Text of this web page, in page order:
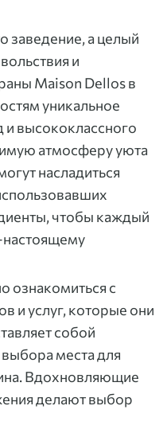
заведение, а целый
и
Maison Dellos в
уникальное
высококлассного
атмосферу уюта
насладиться
чтобы каждый
настоящему
ознакомиться с
и услуг, которые они
собой
места для
Вдохновляющие
делают выбор